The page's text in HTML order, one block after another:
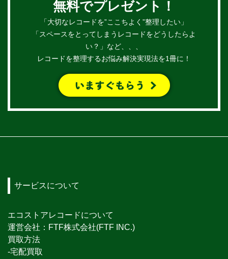
無料でプレゼント！
「大切なレコードを”ここちよく”整理したい」
「スペースをとってしまうレコードをどうしたらよ
い？」など、、、
レコードを整理するお悩み解決実現法を1冊に！
サービスについて
エコストアレコードについて
運営会社：FTF株式会社(FTF INC.)
買取方法
-宅配買取